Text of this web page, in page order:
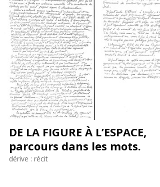
DE LA FIGURE À L’ESPACE,
parcours dans les mots.
dérive : récit